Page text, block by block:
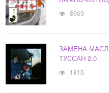
8969
ЗАМЕНА
ТУССАН 2.0
1815